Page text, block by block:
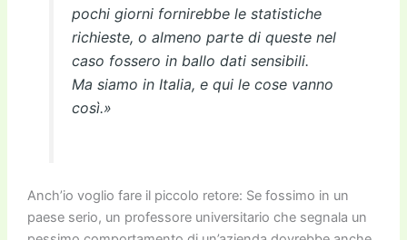
pochi giorni fornirebbe le statistiche
richieste, o almeno parte di queste nel
caso fossero in ballo dati sensibili.
Ma siamo in Italia, e qui le cose vanno
così.»
Anch’io voglio fare il piccolo retore: Se fossimo in un
paese serio, un professore universitario che segnala un